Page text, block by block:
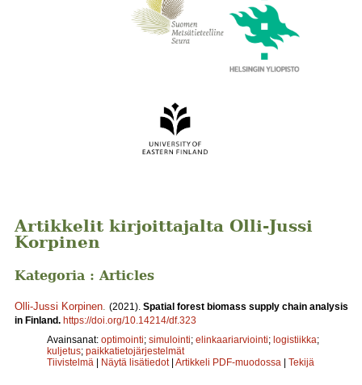
Artikkelit kirjoittajalta Olli-Jussi
Korpinen
Kategoria : Articles
Olli-Jussi Korpinen (2021). Spatial forest biomass supply chain analysis
in Finland. https://doi.org/10.14214/df.323
Avainsanat: optimointi; simulointi; elinkaariarviointi; logistiikka;
kuljetus; paikkatietojärjestelmät
Tiivistelmä | Näytä lisätiedot | Artikkeli PDF-muodossa | Tekijä